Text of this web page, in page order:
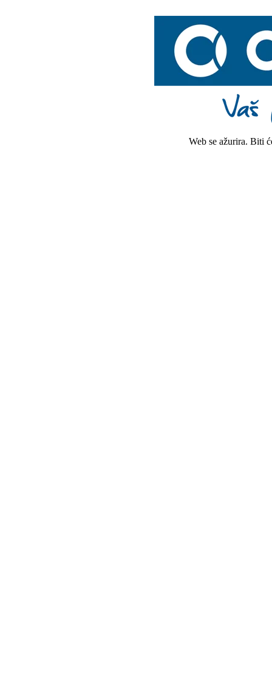
Web se ažurira. Biti